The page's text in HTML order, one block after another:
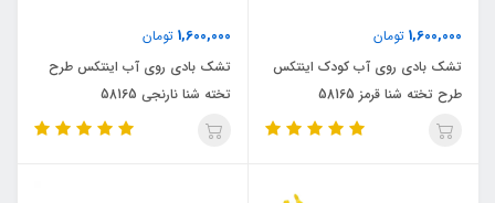
1,600,000 تومان
تشک بادی روی آب کودک اینتکس
طرح تخته شنا قرمز 58165
1,600,000 تومان
تشک بادی روی آب اینتکس طرح
تخته شنا نارنجی 58165